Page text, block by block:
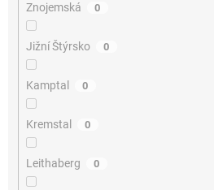
Znojemská 0
Jižní Štýrsko 0
Kamptal 0
Kremstal 0
Leithaberg 0